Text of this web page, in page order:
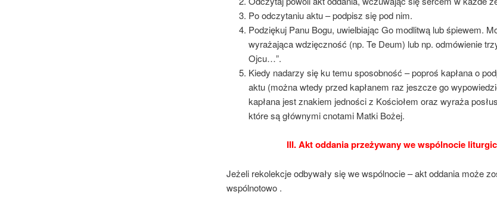
Po odczytaniu aktu – podpisz się pod nim.
Podziękuj Panu Bogu, uwielbiając Go modlitwą lub śpiewem.
wyrażająca wdzięczność (np. Te Deum) lub np. odmówienie
Ojcu…”.
Kiedy nadarzy się ku temu sposobność – poproś kapłana o
aktu (można wtedy przed kapłanem raz jeszcze go
kapłana jest znakiem jedności z Kościołem oraz wyraża
które są głównymi cnotami Matki Bożej.
III. Akt oddania przeżywany we wspólnocie
Jeżeli rekolekcje odbywały się we wspólnocie – akt oddania może
wspólnotowo .